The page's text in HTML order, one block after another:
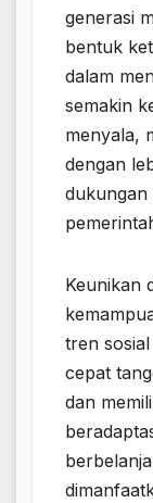
generasi
bentuk
dalam
semakin
menyala,
dengan
dukungan
Keunikan
tren
cepat
dan